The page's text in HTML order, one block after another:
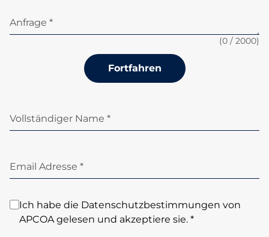
Anfrage *
(0 / 2000)
Fortfahren
Vollständiger Name *
Email Adresse *
Ich habe die Datenschutzbestimmungen von
APCOA gelesen und akzeptiere sie. *